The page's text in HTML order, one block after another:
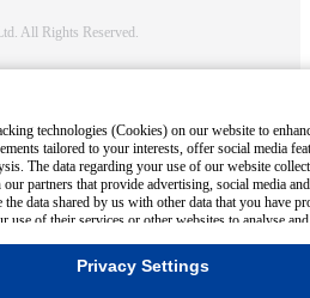
All Rights Reserved.
technologies (Cookies) on our website to
tailored to your interests, offer social media
The data regarding your use of our website
partners that provide advertising, social media
the data shared by us with other data that you have
use of their services or other websites to analyse
Necessary Cookies, please click "Reject All". If you
All". To select your preferences for each purpose,
Privacy Settings